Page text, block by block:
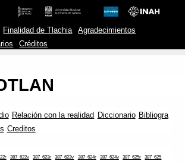
Finalidad de Tlachia
Agradecimientos
Créditos
Relación con la realidad Diccionario Bibliogra
Creditos
387_622v 387_623r 387_623v 387_624r 387_624v 387_625r 387_625